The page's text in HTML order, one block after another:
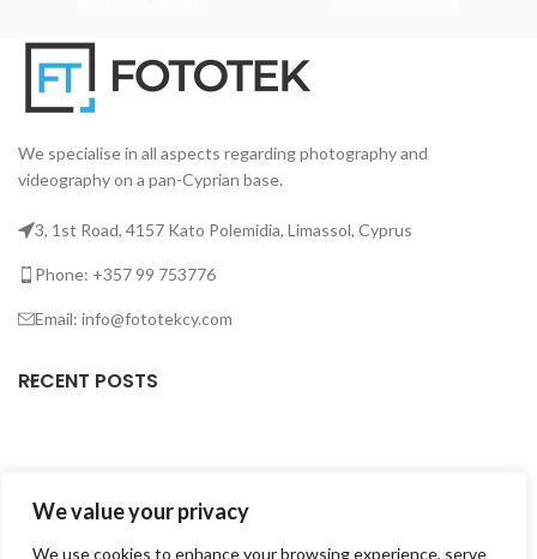
We value your privacy
We use cookies to enhance your browsing experience, serve
We specialise in all aspects regarding photography and
videography on a pan-Cyprian base.
3, 1st Road, 4157 Kato Polemidia, Limassol, Cyprus
Phone: +357 99 753776
Email: info@fototekcy.com
RECENT POSTS
PRODUCT CATEGORIES